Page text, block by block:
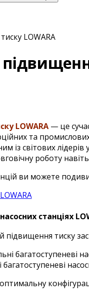
LOWARA
LOWARA — це
та промислових
із світових лідерів
роботу
ви можете
станціях
тиску
багатоступеневі